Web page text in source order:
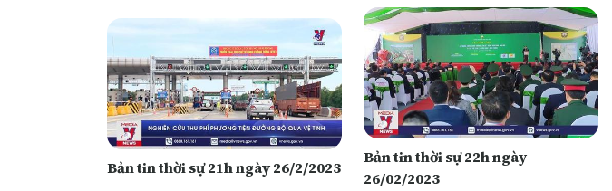
Bản tin thời sự 21h ngày 26/2/2023
Bản tin thời sự 22h ngày
26/02/2023